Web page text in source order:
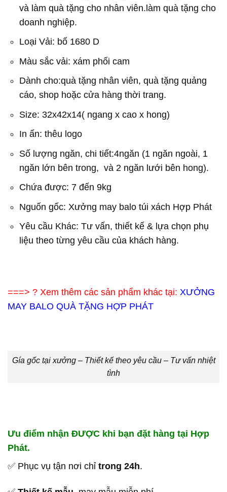
và làm quà tặng cho nhân viên.làm quà tặng cho
doanh nghiệp.
Loại Vải: bố 1680 D
Màu sắc vải: xám phối cam
Dành cho:quà tặng nhân viên, quà tặng quảng
cáo, shop hoặc cửa hàng thời trang.
Size: 32x42x14( ngang x cao x hong)
In ấn: thêu logo
Số lượng ngăn, chi tiết:4ngăn (1 ngăn ngoài, 1
ngăn lớn bên trong, và 2 ngăn lưới bên hong).
Chứa được: 7 đến 9kg
Nguốn gốc: Xưởng may balo túi xách Hợp Phát
Yêu cầu Khác: Tư vấn, thiết kế & lựa chọn phụ
liệu theo từng yêu cầu của khách hàng.
===> ? Xem thêm các sản phẩm khác tại: XƯỞNG
MAY BALO QUÀ TẶNG HỢP PHÁT
Gía gốc tại xưởng – Thiết kế theo yêu cầu – Tư vấn nhiệt
tình
Ưu điểm nhận ĐƯỢC khi bạn đặt hàng tại Hợp
Phát.
✅ Phục vụ tận nơi chỉ trong 24h.